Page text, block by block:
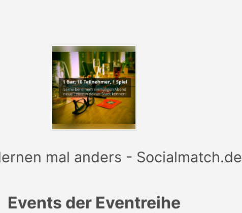
mal anders - Socialmatch.de
Events der Eventreihe